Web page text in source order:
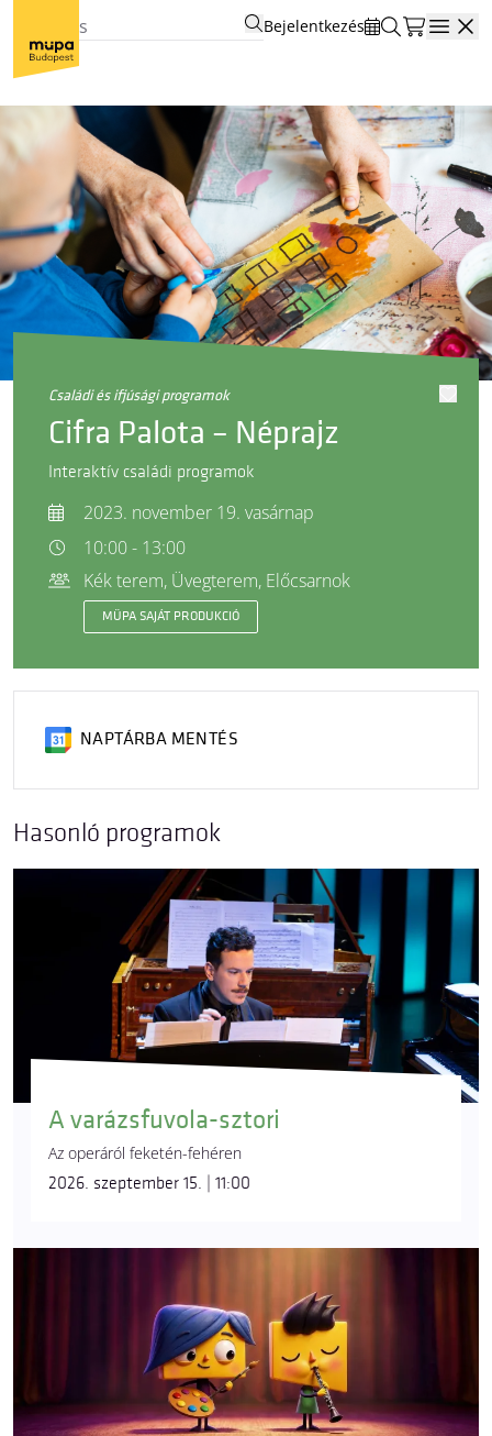
Bejelentkezés
családi és ifjúsági programok
Cifra Palota – Néprajz
Interaktív családi programok
2023. november 19. vasárnap
10:00 - 13:00
Kék terem, Üvegterem, Előcsarnok
MÜPA SAJÁT PRODUKCIÓ
NAPTÁRBA MENTÉS
Hasonló programok
A varázsfuvola-sztori
Az operáról feketén-fehéren
2026. szeptember 15. | 11:00